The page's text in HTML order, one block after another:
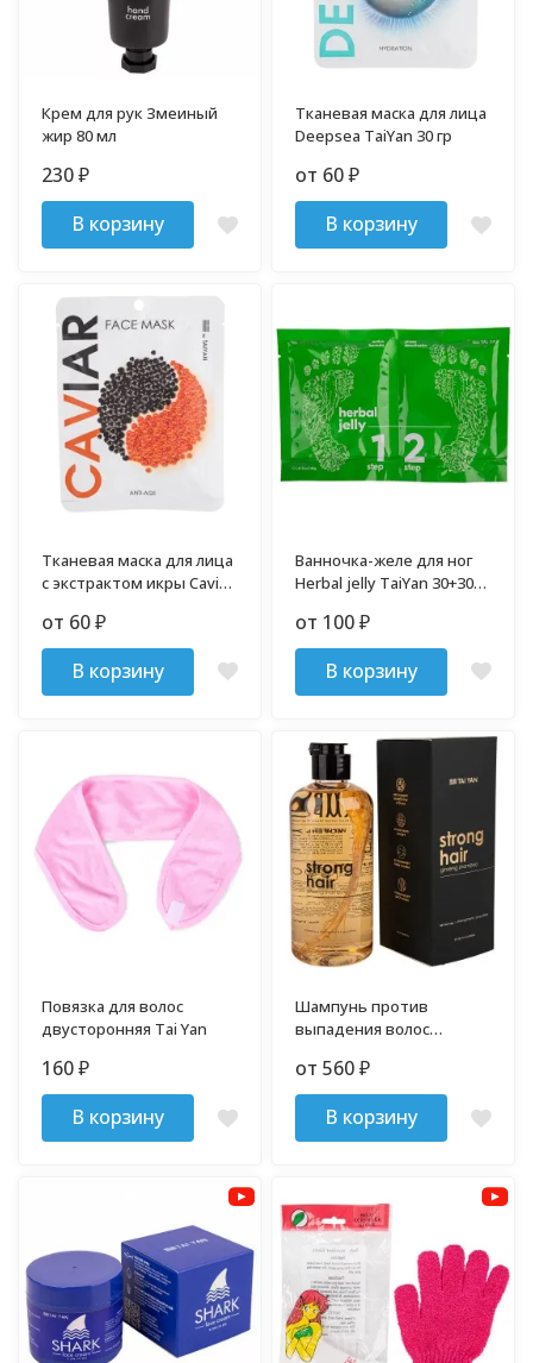
Крем для рук Змеиный
жир 80 мл
230₽
В корзину
Тканевая маска для лица
Deepsea TaiYan 30 гр
от 60₽
В корзину
Тканевая маска для лица
с экстрактом икры Caviar
от 60₽
В корзину
Ванночка-желе для ног
Herbal jelly TaiYan 30+30
от 100₽
В корзину
Повязка для волос
двусторонняя Tai Yan
160₽
В корзину
Шампунь против
выпадения волос
мл
от 560₽
В корзину